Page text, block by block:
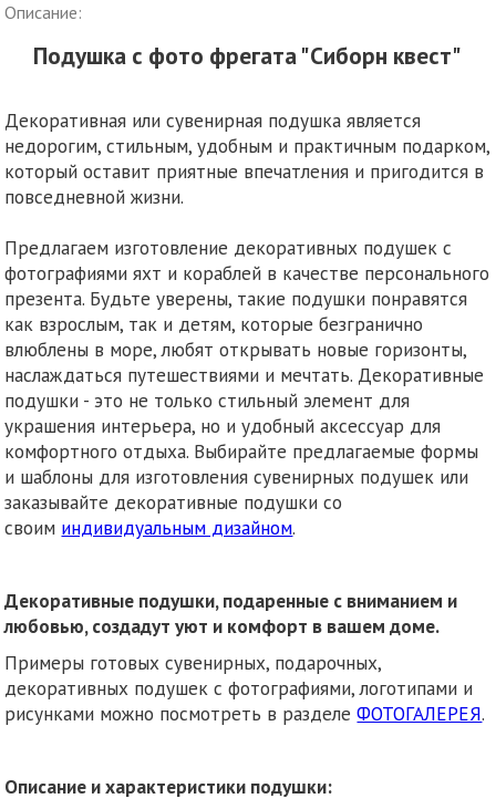
Описание:
Подушка с фото фрегата "Сиборн квест"
Декоративная или сувенирная подушка является
недорогим, стильным, удобным и практичным подарком,
который оставит приятные впечатления и пригодится в
повседневной жизни.
Предлагаем изготовление декоративных подушек с
фотографиями яхт и кораблей в качестве персонального
презента. Будьте уверены, такие подушки понравятся
как взрослым, так и детям, которые безгранично
влюблены в море, любят открывать новые горизонты,
наслаждаться путешествиями и мечтать. Декоративные
подушки - это не только стильный элемент для
украшения интерьера, но и удобный аксессуар для
комфортного отдыха. Выбирайте предлагаемые формы
и шаблоны для изготовления сувенирных подушек или
заказывайте декоративные подушки со
своим индивидуальным дизайном.
Декоративные подушки, подаренные с вниманием и
любовью, создадут уют и комфорт в вашем доме.
Примеры готовых сувенирных, подарочных,
декоративных подушек с фотографиями, логотипами и
рисунками можно посмотреть в разделеФОТОГАЛЕРЕЯ.
Описание и характеристики подушки: